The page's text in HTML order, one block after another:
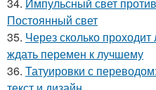
34. Импульсный свет
Постоянный свет
35. Через сколько
ждать перемен к лучшему
36. Татуировки с